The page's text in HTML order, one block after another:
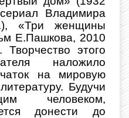
Владимира
«Три женщины
Е.Пашкова, 2010
Творчество этого
наложило
на мировую
Будучи
человеком,
донести до